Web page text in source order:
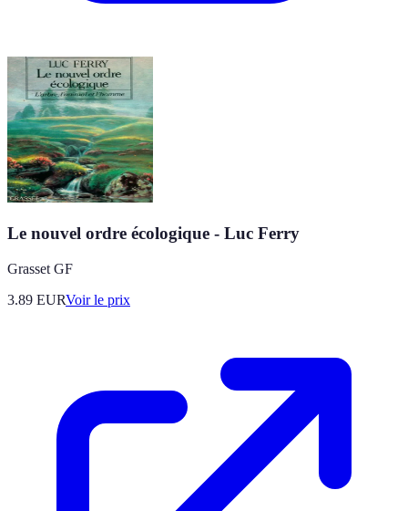
Le nouvel ordre écologique - Luc Ferry
Grasset GF
3.89 EURVoir le prix